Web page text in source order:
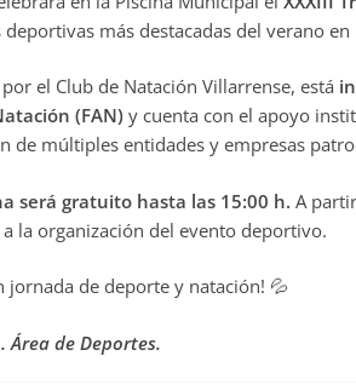
deportivas más destacadas del verano
el Club de Natación Villarrense, está
(FAN) y cuenta con el apoyo
de múltiples entidades y empresas
será gratuito hasta las 15:00 h. A
la organización del evento deportivo.
jornada de deporte y natación! 💦
Área de Deportes.